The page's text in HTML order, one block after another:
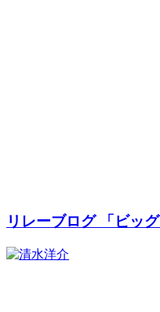
リレーブログ 「ビッ